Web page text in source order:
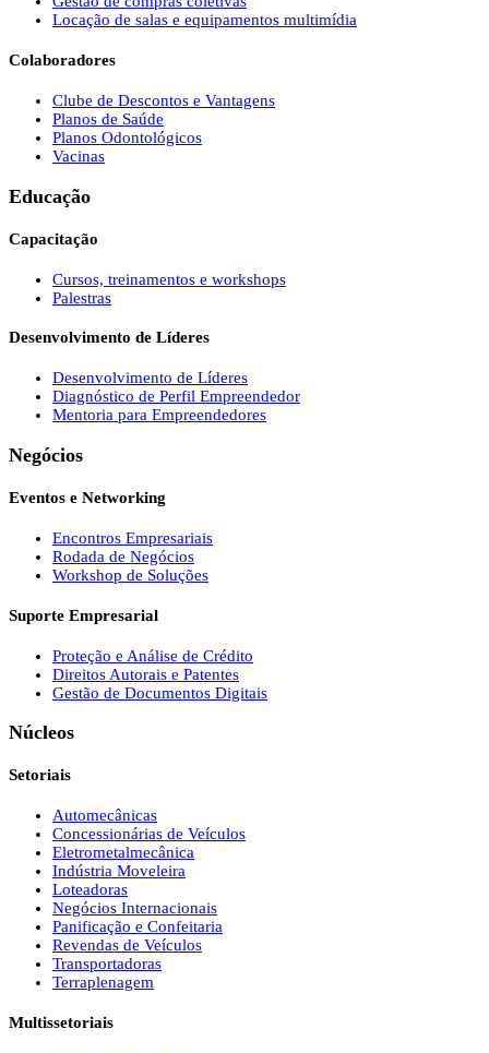
Locação de salas e equipamentos multimídia
Colaboradores
Clube de Descontos e Vantagens
Planos de Saúde
Planos Odontológicos
Vacinas
Educação
Capacitação
Cursos, treinamentos e workshops
Palestras
Desenvolvimento de Líderes
Desenvolvimento de Líderes
Diagnóstico de Perfil Empreendedor
Mentoria para Empreendedores
Negócios
Eventos e Networking
Encontros Empresariais
Rodada de Negócios
Workshop de Soluções
Suporte Empresarial
Proteção e Análise de Crédito
Direitos Autorais e Patentes
Gestão de Documentos Digitais
Núcleos
Setoriais
Automecânicas
Concessionárias de Veículos
Eletrometalmecânica
Indústria Moveleira
Loteadoras
Negócios Internacionais
Panificação e Confeitaria
Revendas de Veículos
Transportadoras
Terraplenagem
Multissetoriais